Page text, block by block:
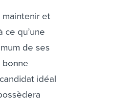
maintenir et
qu’une
de ses
bonne
idéal